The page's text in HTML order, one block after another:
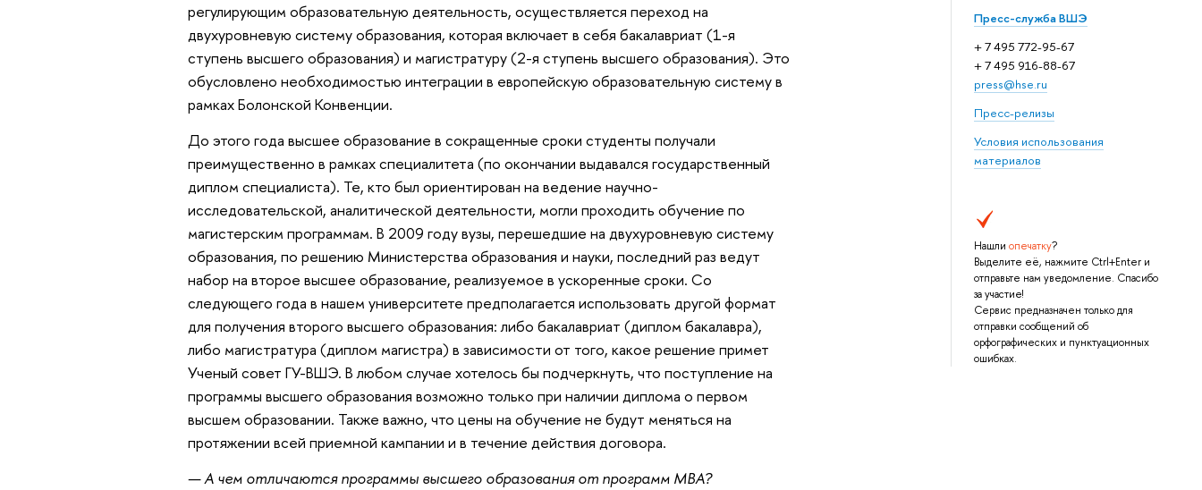
Пресс-служба ВШЭ
+ 7 495 772-95-67
+ 7 495 916-88-67
press@hse.ru
Пресс-релизы
Условия использования
материалов
Нашли опечатку?
Выделите её, нажмите Ctrl+Enter и
отправьте нам уведомление. Спасибо
за участие!
Сервис предназначен только для
отправки сообщений об
орфографических и пунктуационных
ошибках.
регулирующим образовательную деятельность, осуществляется переход на
двухуровневую систему образования, которая включает в себя бакалавриат (1-я
ступень высшего образования) и магистратуру (2-я ступень высшего образования). Это
обусловлено необходимостью интеграции в европейскую образовательную систему в
рамках Болонской Конвенции.
До этого года высшее образование в сокращенные сроки студенты получали
преимущественно в рамках специалитета (по окончании выдавался государственный
диплом специалиста). Те, кто был ориентирован на ведение научно-
исследовательской, аналитической деятельности, могли проходить обучение по
магистерским программам. В 2009 году вузы, перешедшие на двухуровневую систему
образования, по решению Министерства образования и науки, последний раз ведут
набор на второе высшее образование, реализуемое в ускоренные сроки. Со
следующего года в нашем университете предполагается использовать другой формат
для получения второго высшего образования: либо бакалавриат (диплом бакалавра),
либо магистратура (диплом магистра) в зависимости от того, какое решение примет
Ученый совет ГУ-ВШЭ. В любом случае хотелось бы подчеркнуть, что поступление на
программы высшего образования возможно только при наличии диплома о первом
высшем образовании. Также важно, что цены на обучение не будут меняться на
протяжении всей приемной кампании и в течение действия договора.
— А чем отличаются программы высшего образования от программ МВА?